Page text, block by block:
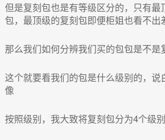
但是复刻包也是有等级区分的，只有最
包，最顶级的复刻包即便柜姐也看不出
那么我们如何分辨我们买的包包是不是
这个就要看我们的包是什么级别的，说
像
按照级别，我大致将复刻包分为4个级别